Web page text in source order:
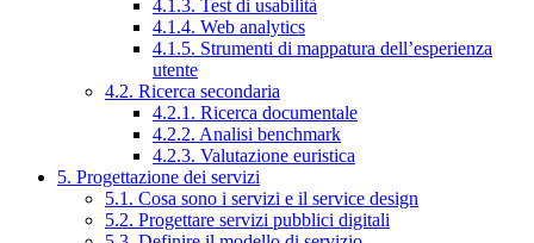
4.1.3. Test di usabilità
4.1.4. Web analytics
4.1.5. Strumenti di mappatura dell’esperienza
utente
4.2. Ricerca secondaria
4.2.1. Ricerca documentale
4.2.2. Analisi benchmark
4.2.3. Valutazione euristica
5. Progettazione dei servizi
5.1. Cosa sono i servizi e il service design
5.2. Progettare servizi pubblici digitali